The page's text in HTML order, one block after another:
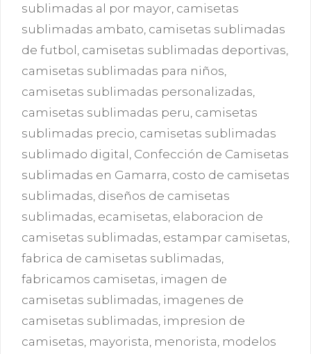
sublimadas al por mayor camisetas
sublimadas ambato camisetas sublimadas
de futbol camisetas sublimadas deportivas
camisetas sublimadas para niños
camisetas sublimadas personalizadas
camisetas sublimadas peru camisetas
sublimadas precio camisetas sublimadas
sublimado digital Confección de Camisetas
sublimadas en Gamarra costo de camisetas
sublimadas diseños de camisetas
sublimadas ecamisetas elaboracion de
camisetas sublimadas estampar camisetas
fabrica de camisetas sublimadas
fabricamos camisetas imagen de
camisetas sublimadas imagenes de
camisetas sublimadas impresion de
camisetas mayorista menorista modelos